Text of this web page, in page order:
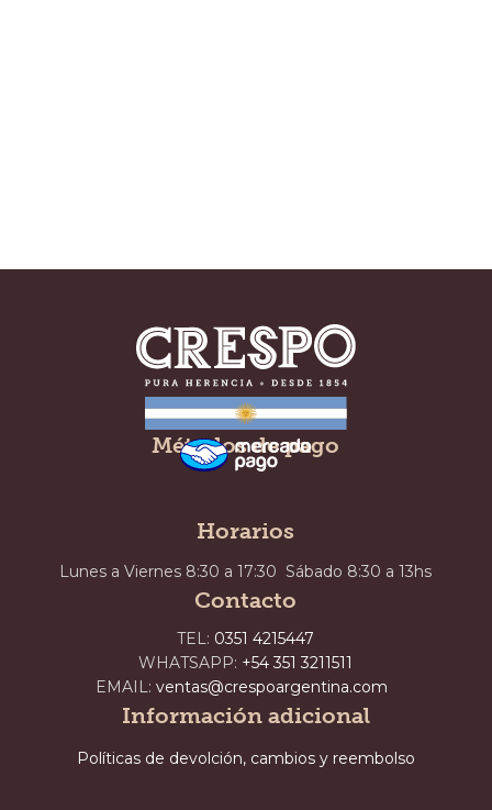
Horarios
Lunes a Viernes 8:30 a 17:30 Sábado 8:30 a 13hs
Contacto
TEL: 0351 4215447
WHATSAPP: +54 351 3211511
EMAIL: ventas@crespoargentina.com
Información adicional
Políticas de devolción, cambios y reembolso
Métodos de pago